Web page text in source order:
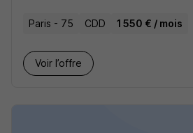
Paris - 75 CDD 1 550 € / mois
Voir l’offre